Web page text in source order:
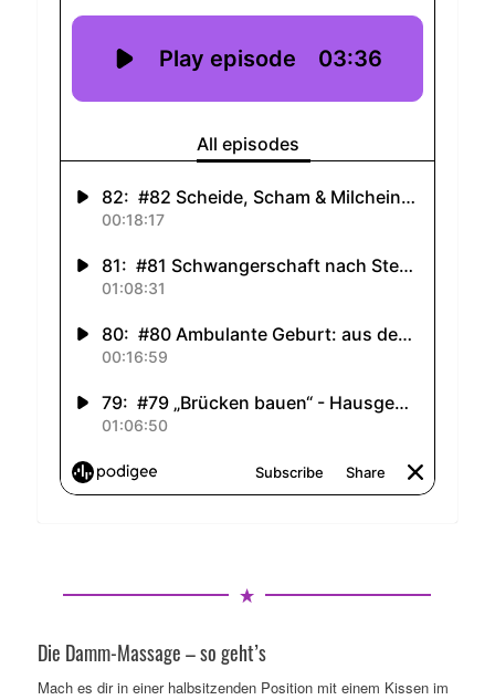
Die Damm-Massage – so geht’s
Mach es dir in einer halbsitzenden Position mit einem Kissen im